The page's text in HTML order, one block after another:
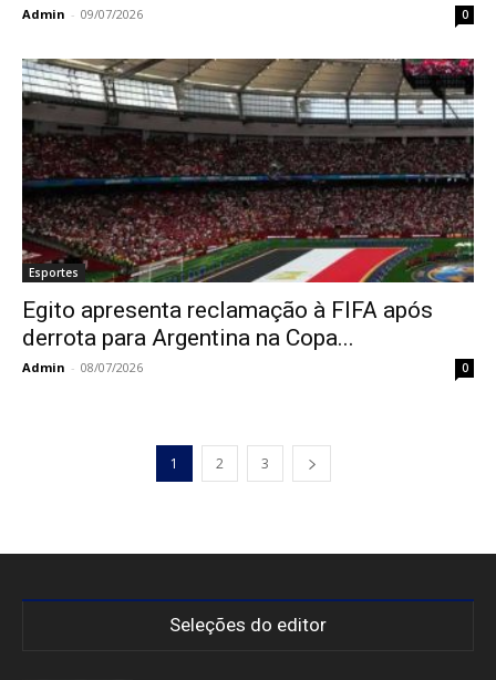
Admin - 09/07/2026 0
Esportes
Egito apresenta reclamação à FIFA após
derrota para Argentina na Copa...
Admin - 08/07/2026 0
1 2 3
Seleções do editor